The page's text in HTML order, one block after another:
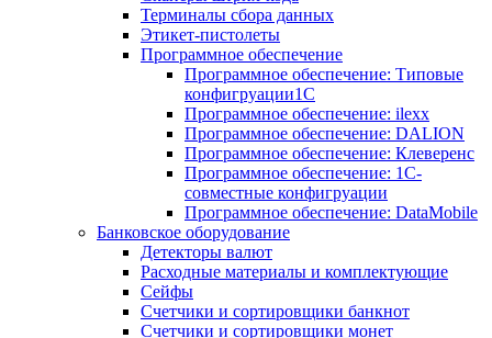
Терминалы сбора данных
Этикет-пистолеты
Программное обеспечение
Программное обеспечение: Типовые
конфигруации1С
Программное обеспечение: ilexx
Программное обеспечение: DALION
Программное обеспечение: Клеверенс
Программное обеспечение: 1С-
совместные конфигруации
Программное обеспечение: DataMobile
Банковское оборудование
Детекторы валют
Расходные материалы и комплектующие
Сейфы
Счетчики и сортировщики банкнот
Счетчики и сортировщики монет